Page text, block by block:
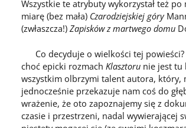
Wszystkie te atrybuty wykorzystał też
miarę (bez mała) Czarodziejskiej góry
(zwłaszcza!)Zapisków z martwego domu
Co decyduje o wielkości tej powieści?
choć epicki rozmach Klasztoru nie jest tu
wszystkim olbrzymi talent autora, który,
jednocześnie przekazuje nam coś do
wrażenie, że oto zapoznajemy się z
czasie i przestrzeni, nadal wywierającej